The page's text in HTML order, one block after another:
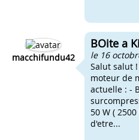
macchifundu42
BOite a
le 16
Salut salut
moteur de
actuelle : -
50 W (
d'etre...